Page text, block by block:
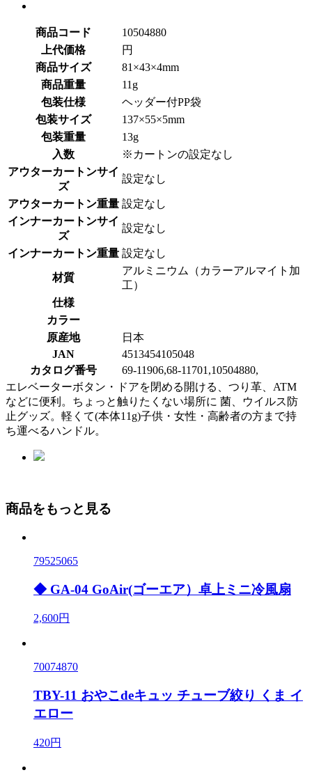
商品コード
10504880
上代価格
円
商品サイズ
81×43×4mm
商品重量
11g
包装仕様
ヘッダー付PP袋
包装サイズ
137×55×5mm
包装重量
13g
入数
※カートンの設定なし
アウターカートンサイ
ズ
設定なし
アウターカートン重量 設定なし
インナーカートンサイ
ズ
設定なし
インナーカートン重量 設定なし
材質
アルミニウム（カラーアルマイト加
工）
仕様
カラー
原産地
日本
JAN
4513454105048
カタログ番号
69-11906,68-11701,10504880,
エレベーターボタン・ドアを閉める開ける、つり革、ATM
などに便利。ちょっと触りたくない場所に 菌、ウイルス防
止グッズ。軽くて(本体11g)子供・女性・高齢者の方まで持
ち運べるハンドル。
商品をもっと見る
79525065
◆ GA-04 GoAir(ゴーエア）卓上ミニ冷風扇
2,600円
70074870
TBY-11 おやこdeキュッ チューブ絞り くま イ
エロー
420円